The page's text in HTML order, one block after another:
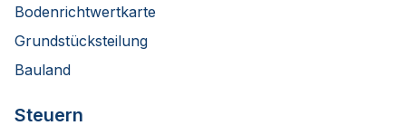
Bodenrichtwertkarte
Grundstücksteilung
Bauland
Steuern